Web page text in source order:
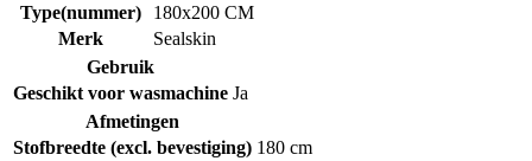
Type(nummer)
180x200 CM
Merk
Sealskin
Gebruik
Geschikt voor wasmachine Ja
Afmetingen
Stofbreedte (excl. bevestiging) 180 cm